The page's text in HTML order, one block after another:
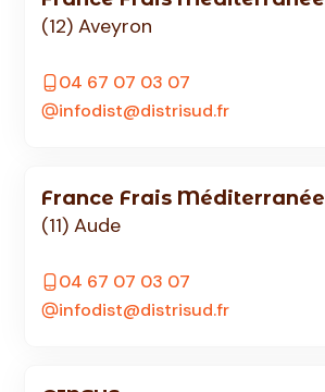
(12) Aveyron
04 67 07 03 07
infodist@distrisud.fr
France Frais Méditerranée
(11) Aude
04 67 07 03 07
infodist@distrisud.fr